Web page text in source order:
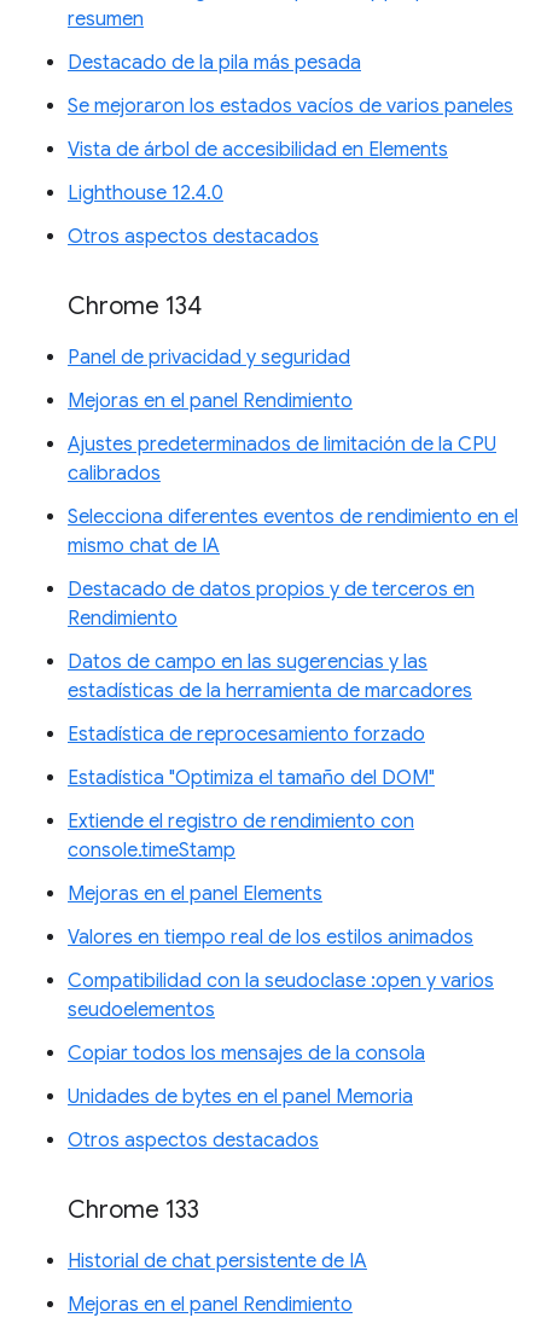
resumen
Destacado de la pila más pesada
Se mejoraron los estados vacíos de varios paneles
Vista de árbol de accesibilidad en Elements
Lighthouse 12.4.0
Otros aspectos destacados
Chrome 134
Panel de privacidad y seguridad
Mejoras en el panel Rendimiento
Ajustes predeterminados de limitación de la CPU
calibrados
Selecciona diferentes eventos de rendimiento en el
mismo chat de IA
Destacado de datos propios y de terceros en
Rendimiento
Datos de campo en las sugerencias y las
estadísticas de la herramienta de marcadores
Estadística de reprocesamiento forzado
Estadística "Optimiza el tamaño del DOM"
Extiende el registro de rendimiento con
console.timeStamp
Mejoras en el panel Elements
Valores en tiempo real de los estilos animados
Compatibilidad con la seudoclase :open y varios
seudoelementos
Copiar todos los mensajes de la consola
Unidades de bytes en el panel Memoria
Otros aspectos destacados
Chrome 133
Historial de chat persistente de IA
Mejoras en el panel Rendimiento